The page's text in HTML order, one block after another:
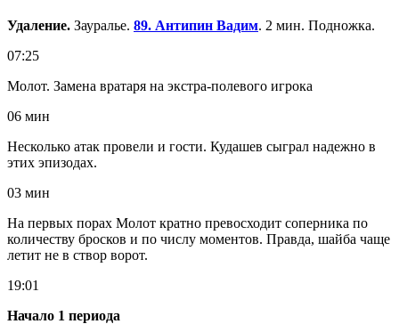
Удаление. Зауралье. 89. Антипин Вадим. 2 мин. Подножка.
07:25
Молот. Замена вратаря на экстра-полевого игрока
06 мин
Несколько атак провели и гости. Кудашев сыграл надежно в
этих эпизодах.
03 мин
На первых порах Молот кратно превосходит соперника по
количеству бросков и по числу моментов. Правда, шайба чаще
летит не в створ ворот.
19:01
Начало 1 периода